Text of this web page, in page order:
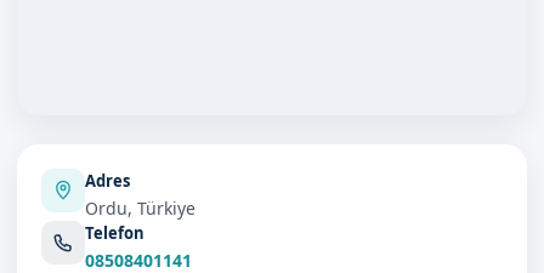
Adres
Ordu, Türkiye
Telefon
08508401141